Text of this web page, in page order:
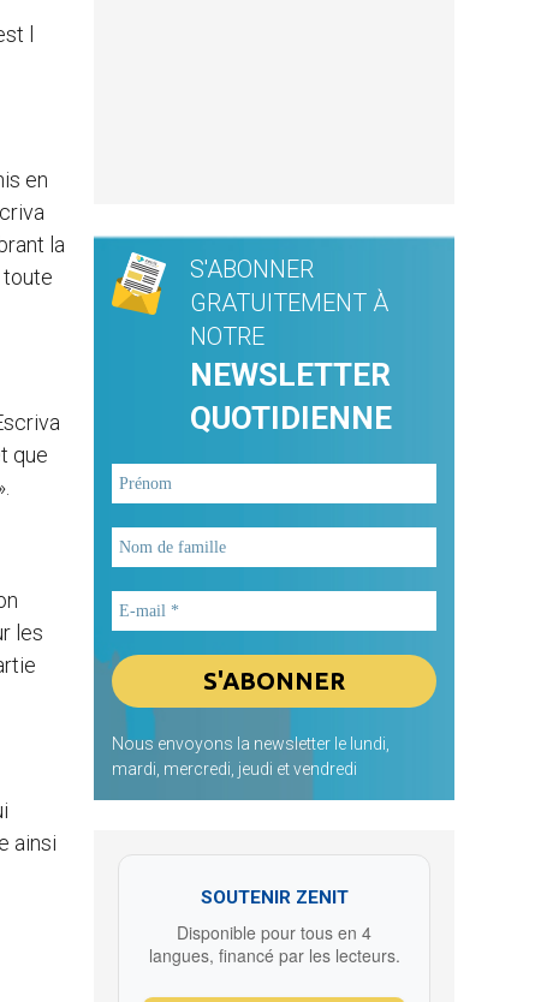
l
en
la
toute
que
les
ainsi
S'ABONNER
GRATUITEMENT À
NOTRE
NEWSLETTER
QUOTIDIENNE
Nous envoyons la newsletter le lundi,
mardi, mercredi, jeudi et vendredi
SOUTENIR ZENIT
Disponible pour tous en 4
langues, financé par les lecteurs.